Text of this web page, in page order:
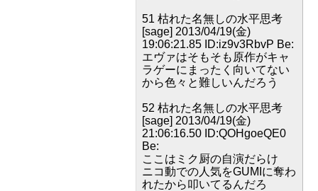
51 枯れた名無しの水平思考
[sage] 2013/04/19(金)
19:06:21.85 ID:iz9v3RbvP Be:
エヴァはそもそも原作がキャ
ラゲーにまったく向いてない
から色々と難しいんだろう
52 枯れた名無しの水平思考
[sage] 2013/04/19(金)
21:06:16.50 ID:QOHgoeQE0
Be:
ここはミク厨の自演だらけ
ニコ動での人気をGUMIに奪わ
れたから叩いてるんだろ